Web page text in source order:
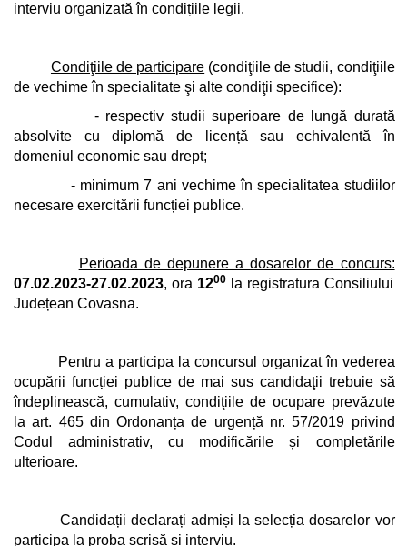
interviu organizată în condițiile legii.
Condiţiile de participare (condiţiile de studii, condiţiile
de vechime în specialitate şi alte condiţii specifice):
- respectiv studii superioare de lungă durată
absolvite cu diplomă de licență sau echivalentă în
domeniul economic sau drept;
- minimum 7 ani vechime în specialitatea studiilor
necesare exercitării funcției publice.
Perioada de depunere a dosarelor de concurs:
07.02.2023-27.02.2023, ora 1200
la registratura Consiliului
Județean Covasna.
Pentru a participa la concursul organizat în vederea
ocupării funcției publice de mai sus candidaţii trebuie să
îndeplinească, cumulativ, condiţiile de ocupare prevăzute
la art. 465 din Ordonanța de urgență nr. 57/2019 privind
Codul administrativ, cu modificările și completările
ulterioare.
Candidații declarați admiși la selecția dosarelor vor
participa la proba scrisă și interviu.